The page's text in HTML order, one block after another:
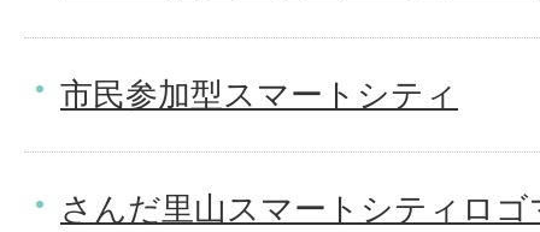
市民参加型スマートシティ
さんだ里山スマートシティロゴ